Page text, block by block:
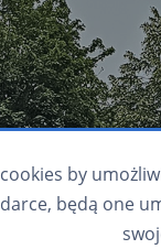
by
będą one